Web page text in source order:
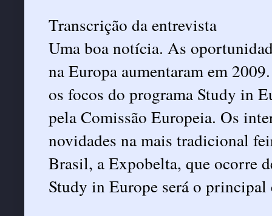
Transcrição da entrevista
Uma boa notícia. As
na Europa aumentaram em
os focos do programa Study in
pela Comissão Europeia. Os
novidades na mais tradicional
Brasil, a Expobelta, que ocorre
Study in Europe será o